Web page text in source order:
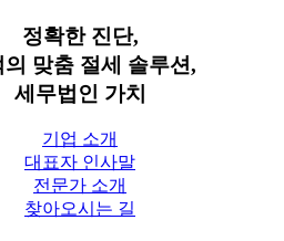
정확한 진단,
의 맞춤 절세 솔루션,
세무법인 가치
기업 소개
대표자 인사말
전문가 소개
찾아오시는 길